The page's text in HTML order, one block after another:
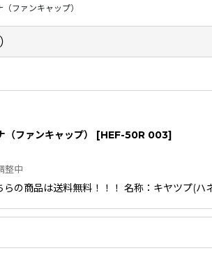
（ファンキャップ）
ファンキャップ） [HEF-50R 003]
整中
の商品は送料無料！！！ 名称：キヤツプ(